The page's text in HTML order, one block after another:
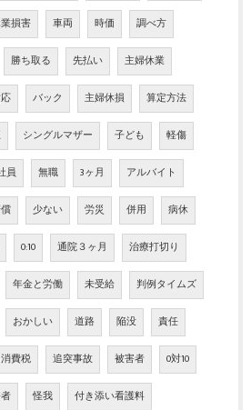
損害 車両 時価 調べ方
勝ち取る 先払い 主婦休業
バック 主婦休損 算定方法
シングルマザー 子ども 軽傷
員 無職 3ヶ月 アルバイト
少ない 労災 併用 病休
0:10 通院３ヶ月 治療打切り
年金と労働 未受給 判例タイムズ
おかしい 道路 陥没 責任
消費税 追突事故 被害者 0対10
怪我 付き添い看護料